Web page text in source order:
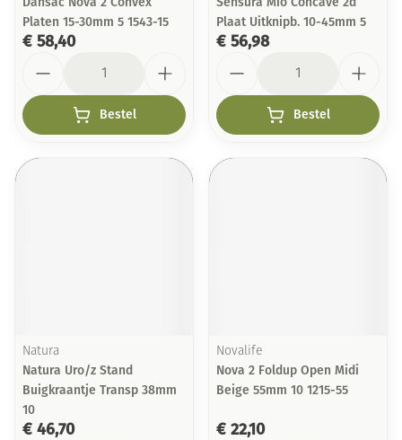
Platen 15-30mm 5 1543-15
€ 58,40
Bestel
Plaat Uitknipb. 10-45mm 5
€ 56,98
Bestel
Natura
Natura Uro/z Stand
Buigkraantje Transp 38mm
10
€ 46,70
Novalife
Nova 2 Foldup Open Midi
Beige 55mm 10 1215-55
€ 22,10